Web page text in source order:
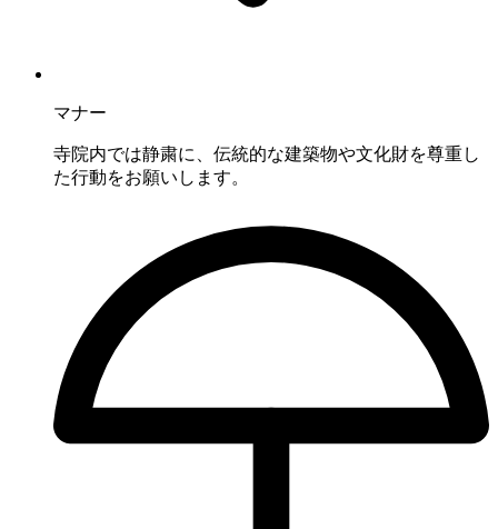
マナー
寺院内では静粛に、伝統的な建築物や文化財を尊重し
た行動をお願いします。